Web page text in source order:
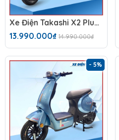
Xe Điện Takashi X2 Plus (48V-23Ah)
13.990.000₫ 14.990.000₫
- 5%